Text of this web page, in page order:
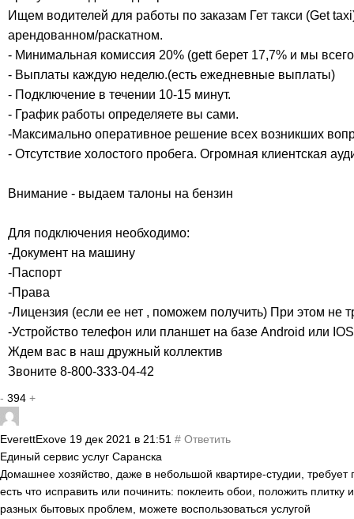
Ищем водителей для работы по заказам Гет такси (Get
арендованном/раскатном.
- Минимальная комиссия 20% (gett берет 17,7% и мы
- Выплаты каждую неделю.(есть ежедневные выплаты)
- Подключение в течении 10-15 минут.
- График работы определяете вы сами.
-Максимально оперативное решение всех возникших
- Отсутствие холостого пробега. Огромная клиентская
Внимание - выдаем талоны на бензин
Для подключения необходимо:
-Документ на машину
-Паспорт
-Права
-Лицензия (если ее нет , поможем получить) При этом не
-Устройство телефон или планшет на базе Android или
Ждем вас в наш дружный коллектив
Звоните 8-800-333-04-42
- 394 +
EverettExove 19 дек 2021 в 21:51 # Ответить
Единый сервис услуг Саранска
Домашнее хозяйство, даже в небольшой квартире-студии,
есть что исправить или починить: поклеить обои, положить
разных бытовых проблем, можете воспользоваться услугой